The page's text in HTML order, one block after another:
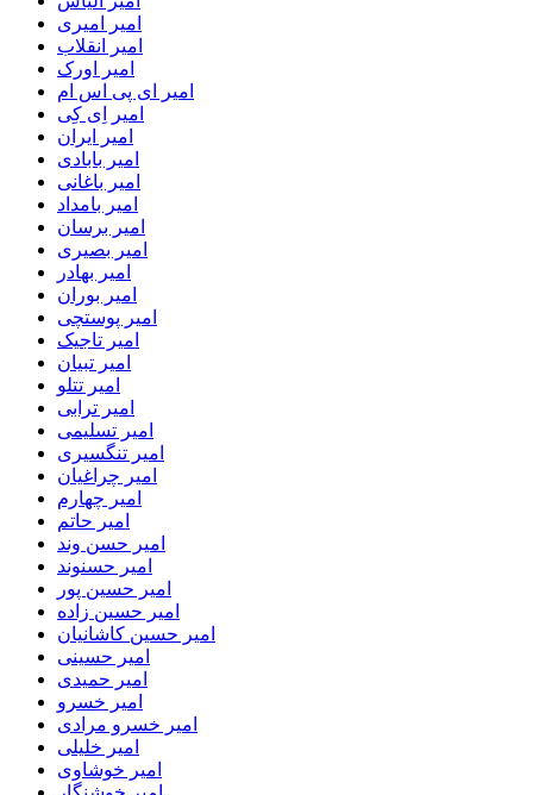
امیر امیری
امیر انقلاب
امیر اورک
امیر ای پی اس ام
امیر اِی کِی
امیر ایران
امیر بابادی
امیر باغانی
امیر بامداد
امیر برسان
امیر بصیری
امیر بهادر
امیر بوران
امیر پوستچی
امیر تاجیک
امیر تبیان
امیر تتلو
امیر ترابی
امیر تسلیمی
امیر تنگسیری
امیر چراغیان
امیر چهارم
امیر حاتم
امیر حسن وند
امیر حسنوند
امیر حسین پور
امیر حسین زاده
امیر حسین کاشانیان
امیر حسینی
امیر حمیدی
امیر خسرو
امیر خسرو مرادی
امیر خلیلی
امیر خوشاوی